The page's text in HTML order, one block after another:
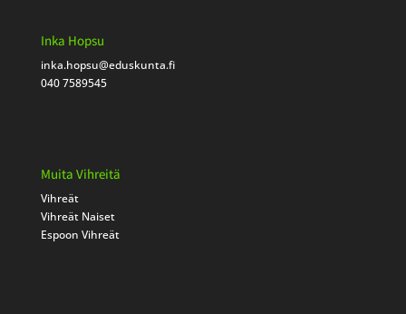
Inka Hopsu
inka.hopsu@eduskunta.fi
040 7589545
Muita Vihreitä
Vihreät
Vihreät Naiset
Espoon Vihreät